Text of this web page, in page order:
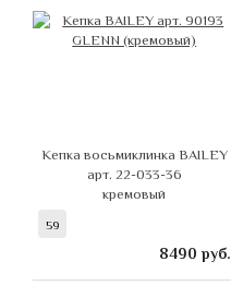
Кепка восьмиклинка BAILEY
арт. 22-033-36
кремовый
59
8490 руб.